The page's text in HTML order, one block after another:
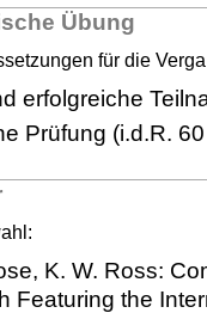
Übung
für die
erfolgreiche
Prüfung (i.d.R.
K. W. Ross:
Featuring the